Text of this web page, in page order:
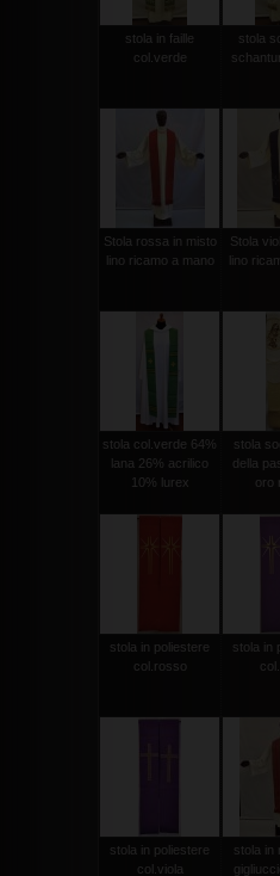
stola in faille
col.verde
stola
Stola rossa in misto
lino ricamo a mano
Stola
lino
stola col.verde 64%
lana 26% acrilico
10% lurex
stola
della
oro
stola in poliestere
col.rosso
stola in
stola in poliestere
col.viola
stola in